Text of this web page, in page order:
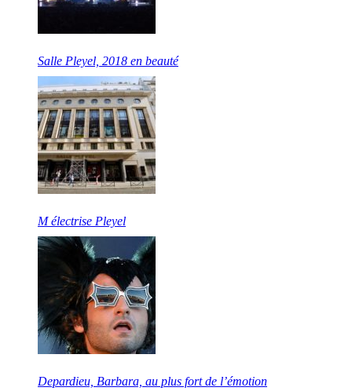
Salle Pleyel, 2018 en beauté
M électrise Pleyel
Depardieu, Barbara, au plus fort de l’émotion